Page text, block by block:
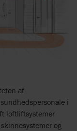
af
i
loftliftsystemer
og